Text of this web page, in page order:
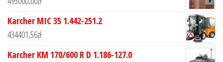
Karcher MIC 35 1.442-251.2
434401,56zł
Karcher KM 170/600 R D 1.186-127.0